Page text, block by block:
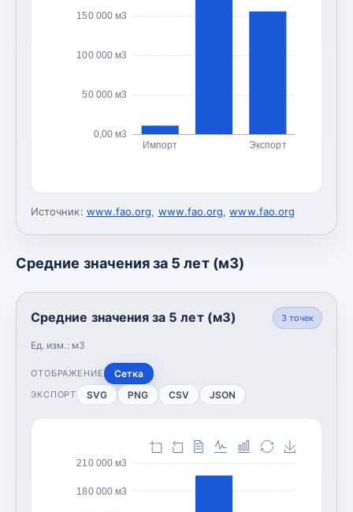
0,00 м3
50 000 м3
100 000 м3
150 000 м3
Импорт Экспорт
Источник: www.fao.org, www.fao.org,www.fao.org
Средние значения за 5 лет (м3)
Средние значения за 5 лет (м3)
Ед. изм.: м3
3точек
ОТОБРАЖЕНИЕ Сетка
ЭКСПОРТ SVG PNG CSV JSON
180 000 м3
210 000 м3